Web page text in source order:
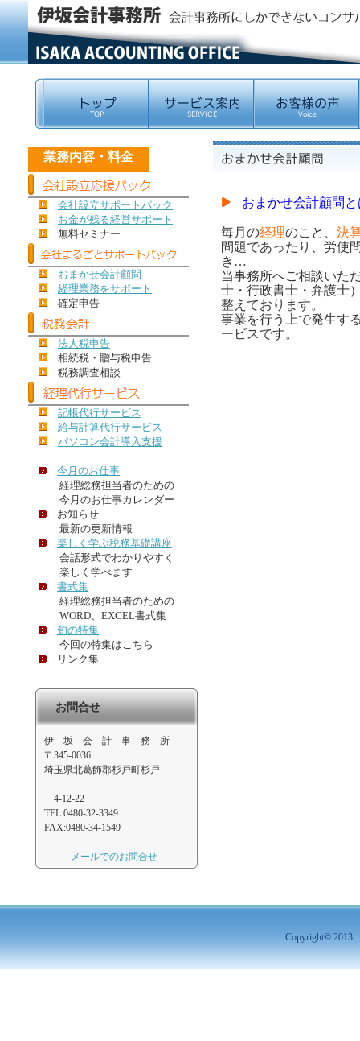
おまかせ会計顧問
毎月の経理のこと、 決
問題であったり、労使
き…
当事務所へご相談いた
士・行政書士・弁護士
整えております。
事業を行う上で発生す
ービスです。
業務内容・料金
会社設立サポートパック
お金が残る経営サポート
無料セミナー
おまかせ会計顧問
経理業務をサポート
確定申告
法人税申告
相続税・贈与税申告
税務調査相談
記帳代行サービス
給与計算代行サービス
パソコン会計導入支援
今月のお仕事
経理総務担当者のための
今月のお仕事カレンダー
お知らせ
最新の更新情報
楽しく学ぶ税務基礎講座
会話形式でわかりやすく
楽しく学べます
書式集
経理総務担当者のための
WORD、EXCEL書式集
旬の特集
今回の特集はこちら
リンク集
お問合せ
伊 坂 会 計 事 務 所
〒345-0036
埼玉県北葛飾郡杉戸町杉戸
4-12-22
TEL:0480-32-3349
FAX:0480-34-1549
メールでのお問合せ
Copyright©